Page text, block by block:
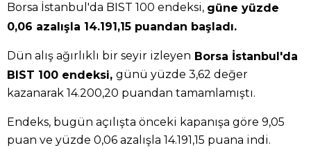
Borsa İstanbul'da BIST 100 endeksi, güne yüzde
0,06 azalışla 14.191,15 puandan başladı.
Dün alış ağırlıklı bir seyir izleyen Borsa İstanbul'da
BIST 100 endeksi, günü yüzde 3,62 değer
kazanarak 14.200,20 puandan tamamlamıştı.
Endeks, bugün açılışta önceki kapanışa göre 9,05
puan ve yüzde 0,06 azalışla 14.191,15 puana indi.